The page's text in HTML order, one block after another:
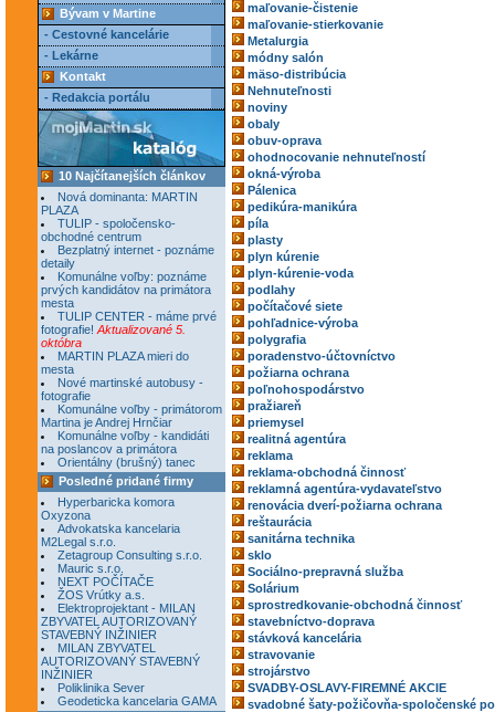
Bývam v Martine
- Cestovné kancelárie
- Lekárne
Kontakt
- Redakcia portálu
10 Najčítanejších článkov
Nová dominanta: MARTIN
PLAZA
TULIP - spoločensko-
obchodné centrum
Bezplatný internet - poznáme
detaily
Komunálne voľby: poznáme
prvých kandidátov na primátora
mesta
TULIP CENTER - máme prvé
fotografie! Aktualizované 5.
októbra
MARTIN PLAZA mieri do
mesta
Nové martinské autobusy -
fotografie
Komunálne voľby - primátorom
Martina je Andrej Hrnčiar
Komunálne voľby - kandidáti
na poslancov a primátora
Orientálny (brušný) tanec
Posledné pridané firmy
Hyperbaricka komora
Oxyzona
Advokatska kancelaria
M2Legal s.r.o.
Zetagroup Consulting s.r.o.
Mauric s.r.o.
NEXT POČÍTAČE
ŽOS Vrútky a.s.
Elektroprojektant - MILAN
ZBYVATEL AUTORIZOVANÝ
STAVEBNÝ INŽINIER
MILAN ZBYVATEL
AUTORIZOVANÝ STAVEBNÝ
INŽINIER
Poliklinika Sever
Geodeticka kancelaria GAMA
maľovanie-čistenie
maľovanie-stierkovanie
Metalurgia
módny salón
mäso-distribúcia
Nehnuteľnosti
noviny
obaly
obuv-oprava
ohodnocovanie nehnuteľností
okná-výroba
Pálenica
pedikúra-manikúra
píla
plasty
plyn kúrenie
plyn-kúrenie-voda
podlahy
počítačové siete
pohľadnice-výroba
polygrafia
poradenstvo-účtovníctvo
požiarna ochrana
poľnohospodárstvo
pražiareň
priemysel
realitná agentúra
reklama
reklama-obchodná činnosť
reklamná agentúra-vydavateľstvo
renovácia dverí-požiarna ochrana
reštaurácia
sanitárna technika
sklo
Sociálno-prepravná služba
Solárium
sprostredkovanie-obchodná činnosť
stavebníctvo-doprava
stávková kancelária
stravovanie
strojárstvo
SVADBY-OSLAVY-FIREMNÉ AKCIE
svadobné šaty-požičovňa-spoločenské